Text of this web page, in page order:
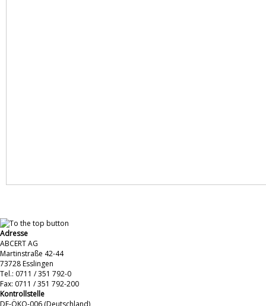
Adresse
ABCERT AG
Martinstraße 42-44
73728 Esslingen
Tel.: 0711 / 351 792-0
Fax: 0711 / 351 792-200
Kontrollstelle
DE-ÖKO-006 (Deutschland)